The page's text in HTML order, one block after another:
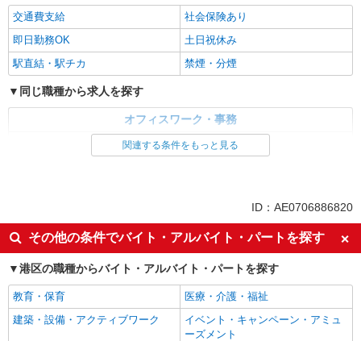
交通費支給
社会保険あり
即日勤務OK
土日祝休み
駅直結・駅チカ
禁煙・分煙
同じ職種から求人を探す
オフィスワーク・事務
土日祝休み
関連する条件をもっと見る
ID：AE0706886820
その他の条件でバイト・アルバイト・パートを探す
港区の職種からバイト・アルバイト・パートを探す
教育・保育
医療・介護・福祉
建築・設備・アクティブワーク
イベント・キャンペーン・アミュ
ーズメント